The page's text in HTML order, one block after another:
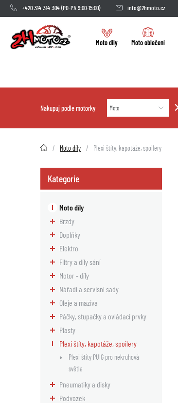
+420 314 314 304(PO-PA 9:00-15:00) info@2hmoto.cz
Moto díly Moto oblečení
Nakupuj podle motorky
2HMOTO.cz Moto díly Plexi štíty, kapotáže, spoilery
Kategorie
Moto díly
Brzdy
Doplňky
Elektro
Filtry a díly sání
Motor - díly
Nářadí a servisní sady
Oleje a maziva
Páčky, stupačky a ovládací prvky
Plasty
Plexi štíty, kapotáže, spoilery
Plexi štíty PUIG pro nekruhová
světla
Pneumatiky a disky
Podvozek